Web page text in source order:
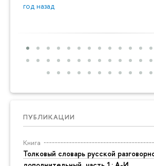
год назад
ПУБЛИКАЦИИ
Книга
Толковый словарь русской